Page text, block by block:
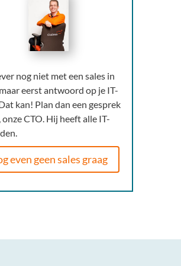
nog niet met een sales in
eerst antwoord op je IT-
kan! Plan dan een gesprek
onze CTO. Hij heeft alle IT-
even geen sales graag